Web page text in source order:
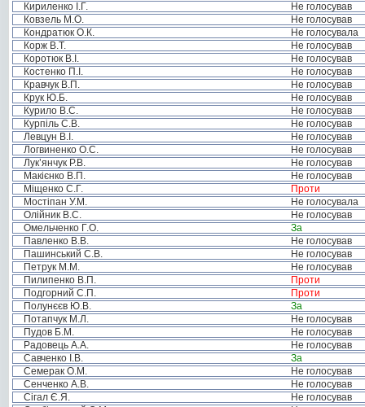
Кириленко І.Г.
Не голосував
Ковзель М.О.
Не голосував
Кондратюк О.К.
Не голосувала
Корж В.Т.
Не голосував
Коротюк В.І.
Не голосував
Костенко П.І.
Не голосував
Кравчук В.П.
Не голосував
Крук Ю.Б.
Не голосував
Курило В.С.
Не голосував
Курпіль С.В.
Не голосував
Левцун В.І.
Не голосував
Логвиненко О.С.
Не голосував
Лук’янчук Р.В.
Не голосував
Макієнко В.П.
Не голосував
Міщенко С.Г.
Проти
Мостіпан У.М.
Не голосувала
Олійник В.С.
Не голосував
Омельченко Г.О.
За
Павленко В.В.
Не голосував
Пашинський С.В.
Не голосував
Петрук М.М.
Не голосував
Пилипенко В.П.
Проти
Подгорний С.П.
Проти
Полунєєв Ю.В.
За
Потапчук М.Л.
Не голосував
Пудов Б.М.
Не голосував
Радовець А.А.
Не голосував
Савченко І.В.
За
Семерак О.М.
Не голосував
Сенченко А.В.
Не голосував
Сігал Є.Я.
Не голосував